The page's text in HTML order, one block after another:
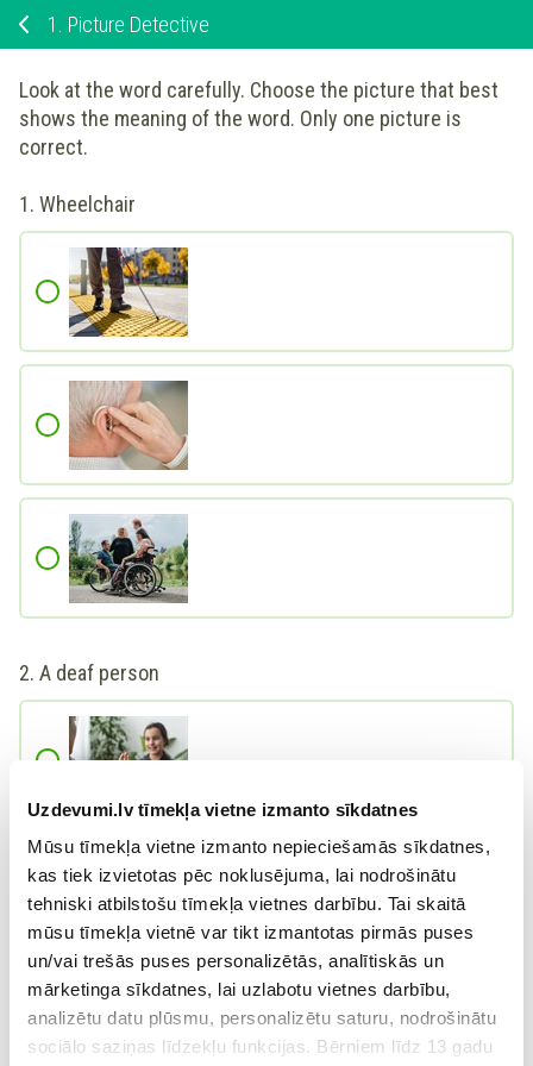
Uzdevumi.lv tīmekļa vietne izmanto sīkdatnes
Mūsu tīmekļa vietne izmanto nepieciešamās sīkdatnes,
kas tiek izvietotas pēc noklusējuma, lai nodrošinātu
tehniski atbilstošu tīmekļa vietnes darbību. Tai skaitā
mūsu tīmekļa vietnē var tikt izmantotas pirmās puses
un/vai trešās puses personalizētās, analītiskās un
mārketinga sīkdatnes, lai uzlabotu vietnes darbību,
analizētu datu plūsmu, personalizētu saturu, nodrošinātu
sociālo saziņas līdzekļu funkcijas. Bērniem līdz 13 gadu
1. Picture Detective
Look at the word carefully. Choose the picture that best
shows the meaning of the word. Only one picture is
correct.
1. Wheelchair
2. A deaf person